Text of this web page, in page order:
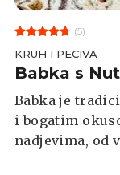
(5)
KRUH I PECIVA
Babka s
Babka je
i bogatim
nadjevima, od